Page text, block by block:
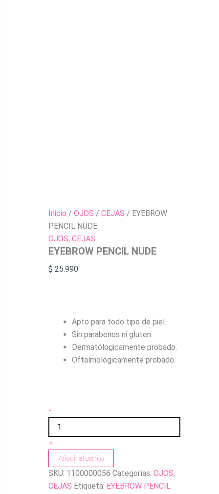
Inicio / OJOS / CEJAS / EYEBROW
PENCIL NUDE
OJOS, CEJAS
EYEBROW PENCIL NUDE
$ 25.990
Apto para todo tipo de piel.
Sin parabenos ni gluten.
Dermatólogicamente probado.
Oftalmológicamente probado.
-
+
Añadir al carrito
SKU: 1100000056 Categorías: OJOS,
CEJAS Etiqueta: EYEBROW PENCIL